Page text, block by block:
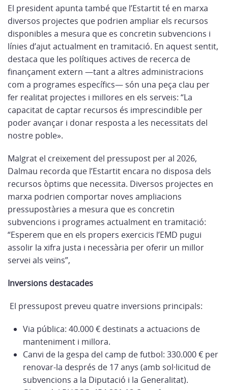
El president apunta també que l’Estartit té en marxa
diversos projectes que podrien ampliar els recursos
disponibles a mesura que es concretin subvencions i
línies d’ajut actualment en tramitació. En aquest sentit,
destaca que les polítiques actives de recerca de
finançament extern —tant a altres administracions
com a programes específics— són una peça clau per
fer realitat projectes i millores en els serveis: “La
capacitat de captar recursos és imprescindible per
poder avançar i donar resposta a les necessitats del
nostre poble».
Malgrat el creixement del pressupost per al 2026,
Dalmau recorda que l’Estartit encara no disposa dels
recursos òptims que necessita. Diversos projectes en
marxa podrien comportar noves ampliacions
pressupostàries a mesura que es concretin
subvencions i programes actualment en tramitació:
“Esperem que en els propers exercicis l’EMD pugui
assolir la xifra justa i necessària per oferir un millor
servei als veïns”,
Inversions destacades
El pressupost preveu quatre inversions principals:
Via pública: 40.000 € destinats a actuacions de
manteniment i millora.
Canvi de la gespa del camp de futbol: 330.000 € per
renovar-la després de 17 anys (amb sol·licitud de
subvencions a la Diputació i la Generalitat).